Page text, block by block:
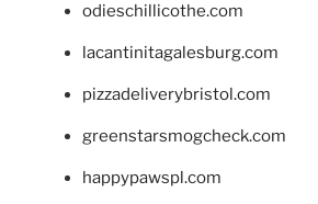
odieschillicothe.com
lacantinitagalesburg.com
pizzadeliverybristol.com
greenstarsmogcheck.com
happypawspl.com